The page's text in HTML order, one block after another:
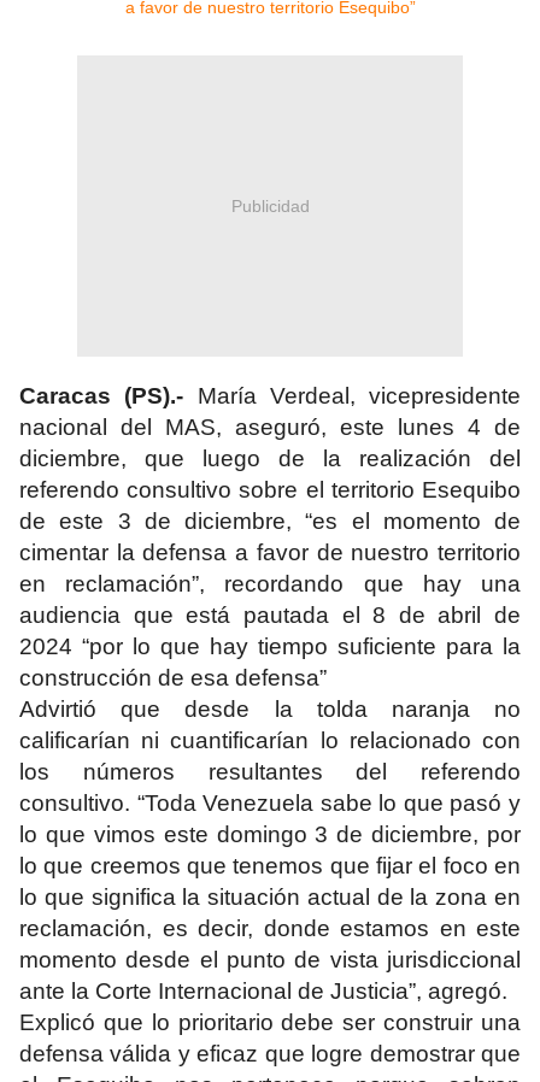
Publicidad
Caracas (PS).- María Verdeal, vicepresidente
nacional del MAS, aseguró, este lunes 4 de
diciembre, que luego de la realización del
referendo consultivo sobre el territorio Esequibo
de este 3 de diciembre, “es el momento de
cimentar la defensa a favor de nuestro territorio
en reclamación”, recordando que hay una
audiencia que está pautada el 8 de abril de
2024 “por lo que hay tiempo suficiente para la
construcción de esa defensa”
Advirtió que desde la tolda naranja no
calificarían ni cuantificarían lo relacionado con
los números resultantes del referendo
consultivo. “Toda Venezuela sabe lo que pasó y
lo que vimos este domingo 3 de diciembre, por
lo que creemos que tenemos que fijar el foco en
lo que significa la situación actual de la zona en
reclamación, es decir, donde estamos en este
momento desde el punto de vista jurisdiccional
ante la Corte Internacional de Justicia”, agregó.
Explicó que lo prioritario debe ser construir una
defensa válida y eficaz que logre demostrar que